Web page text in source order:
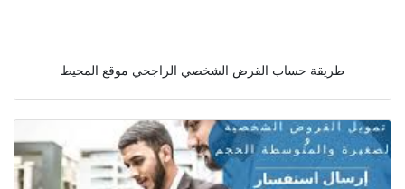
طريقة حساب القرض الشخصي الراجحي موقع المحيط